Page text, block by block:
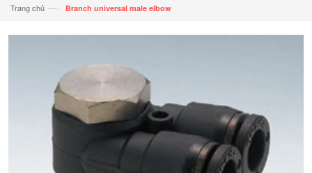
Trang chủ —› Branch universal male elbow